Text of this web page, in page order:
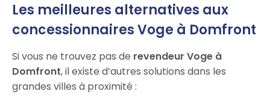
Les meilleures alternatives aux
concessionnaires Voge à Domfront
Si vous ne trouvez pas de revendeur Voge à
Domfront, il existe d’autres solutions dans les
grandes villes à proximité :